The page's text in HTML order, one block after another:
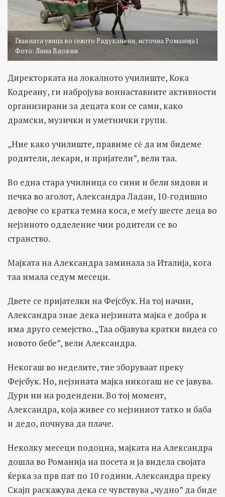
Главната улица во селото Радуканени, источна Романија |
Фото: Лина Вдовии
Директорката на локалното училиште, Кока
Кодреану, ги набројува воннаставните активности
организирани за децата кои се сами, како
драмски, музички и уметнички групи.
„Ние како училиште, правиме сѐ да им бидеме
родители, лекари, и пријатели”, вели таа.
Во една стара училница со сини и бели ѕидови и
печка во аголот, Александра Ладан, 10-годишно
девојче со кратка темна коса, е меѓу шесте деца во
нејзиното одделение чии родители се во
странство.
Мајката на Александра заминала за Италија, кога
таа имала седум месеци.
Двете се пријателки на Фејсбук. На тој начин,
Александра знае дека нејзината мајка е добра и
има друго семејство. „Таа објавува кратки видеа со
новото бебе”, вели Александра.
Некогаш во неделите, тие зборуваат преку
Фејсбук. Но, нејзината мајка никогаш не се јавува.
Дури ни на родендени. Во тој момент,
Александра, која живее со нејзиниот татко и баба
и дедо, почнува да плаче.
Неколку месеци подоцна, мајката на Александра
дошла во Романија на посета и ја видела својата
ќерка за прв пат по 10 години. Александра преку
Скајп раскажува дека се чувствува „чудно” да биде